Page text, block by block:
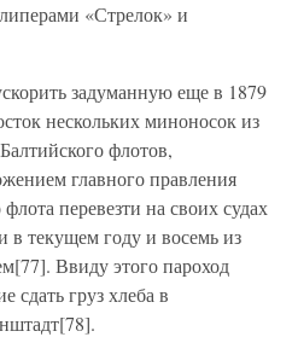
«Стрелок» и
задуманную еще в 1879
нескольких миноносок из
флотов,
главного правления
перевезти на своих судах
в текущем году и восемь из
Ввиду этого пароход
сдать груз хлеба в